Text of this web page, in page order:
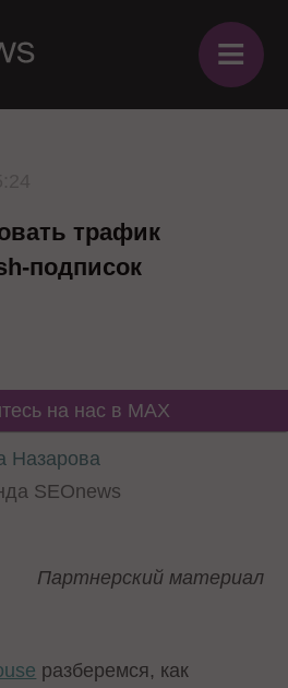
≡
трафик
подписок
на нас в MAX
Назарова
SEOnews
Партнерский материал
разберемся, как